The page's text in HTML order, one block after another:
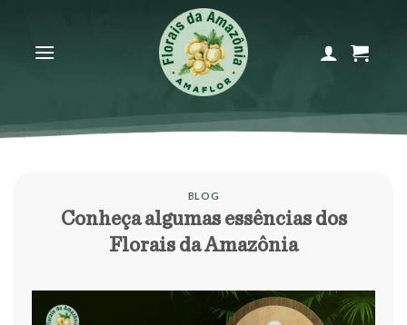
content
BLOG
Conheça algumas essências dos
Florais da Amazônia